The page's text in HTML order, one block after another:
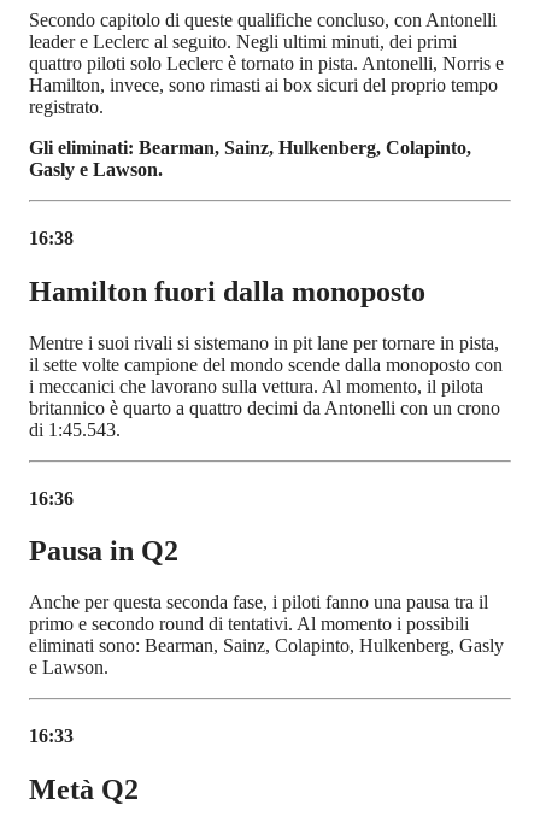
Secondo capitolo di queste qualifiche concluso, con Antonelli
leader e Leclerc al seguito. Negli ultimi minuti, dei primi
quattro piloti solo Leclerc è tornato in pista. Antonelli, Norris e
Hamilton, invece, sono rimasti ai box sicuri del proprio tempo
registrato.
Gli eliminati: Bearman, Sainz, Hulkenberg, Colapinto,
Gasly e Lawson.
16:38
Hamilton fuori dalla monoposto
Mentre i suoi rivali si sistemano in pit lane per tornare in pista,
il sette volte campione del mondo scende dalla monoposto con
i meccanici che lavorano sulla vettura. Al momento, il pilota
britannico è quarto a quattro decimi da Antonelli con un crono
di 1:45.543.
16:36
Pausa in Q2
Anche per questa seconda fase, i piloti fanno una pausa tra il
primo e secondo round di tentativi. Al momento i possibili
eliminati sono: Bearman, Sainz, Colapinto, Hulkenberg, Gasly
e Lawson.
16:33
Metà Q2